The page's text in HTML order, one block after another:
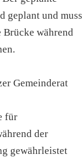
geplant und muss
Brücke während
Gemeinderat
für
der
gewährleistet